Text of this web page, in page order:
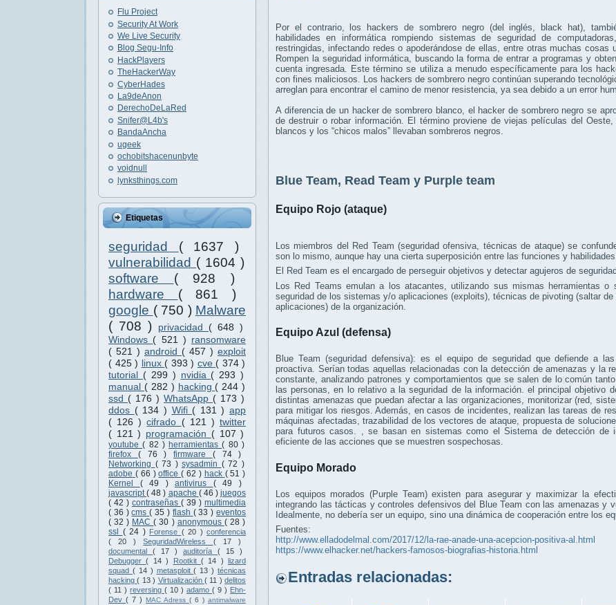
Flu Project
Security At Work
We Live Security
Blog Segu-Info
HackPlayers
TheHackerWay
CyberHades
La9deAnon
DerechoDeLaRed
Snifer@L4b's
BandaAncha
ugeek
ochobitshacenunbyte
voidnull
lynksthings.com
Etiquetas
seguridad ( 1637 )
vulnerabilidad ( 1604 )
software ( 928 )
hardware ( 861 )
google ( 750 ) Malware
( 708 )
privacidad ( 648 )
Windows ( 521 ) ransomware
( 521 ) android ( 457 ) exploit
( 425 ) linux ( 393 ) cve ( 374 )
tutorial ( 299 ) nvidia ( 293 )
manual ( 282 ) hacking ( 244 )
ssd ( 176 ) WhatsApp ( 173 )
ddos ( 134 ) Wifi ( 131 ) app
( 126 )cifrado ( 121 )twitter
( 121 ) programación ( 107 )
youtube( 82 ) herramientas( 80 )
firefox ( 76 ) firmware ( 74 )
Networking ( 73 ) sysadmin ( 72 )
adobe ( 66 )office( 62 ) hack ( 51 )
Kernel ( 49 ) antivirus ( 49 )
javascript( 48 ) apache ( 46 ) juegos
( 42 ) contraseñas ( 39 ) multimedia
( 36 )cms( 35 ) flash ( 33 )eventos
( 32 ) MAC( 30 ) anonymous ( 28 )
ssl ( 24 ) Forense ( 20 ) conferencia
( 20 )SeguridadWireless ( 17 )
documental ( 17 ) auditoría ( 15 )
Debugger( 14 ) Rootkit ( 14 ) lizard
squad ( 14 ) metasploit( 13 ) técnicas
hacking( 13 ) Virtualización ( 11 ) delitos
( 11 ) reversing ( 10 ) adamo ( 9 ) Ehn-
Dev ( 7 ) MAC Adress ( 6 ) antimalware
Por el contrario, los hackers de sombrero negro (del inglés, black hat),
habilidades en informática rompiendo sistemas de seguridad de
restringidas, infectando redes o apoderándose de ellas, entre otras muchas
Rompen la seguridad informática, buscando la forma de entrar a programas y
cuenta ingresada. Este término se utiliza a menudo específicamente para los
con fines maliciosos. Los hackers de sombrero negro continúan superando
arreglan para encontrar el camino de menor resistencia, ya sea debido a un error
A diferencia de un hacker de sombrero blanco, el hacker de sombrero negro se
de destruir o robar información. El término proviene de viejas películas del
blancos y los “chicos malos” llevaban sombreros negros.
Blue Team, Read Team y Purple team
Equipo Rojo (ataque)
Los miembros del Red Team (seguridad ofensiva, técnicas de ataque) se
son lo mismo, aunque hay una cierta superposición entre las funciones y
El Red Team es el encargado de perseguir objetivos y detectar agujeros de
Los Red Teams emulan a los atacantes, utilizando sus mismas herramientas o
seguridad de los sistemas y/o aplicaciones (exploits), técnicas de pivoting (saltar
aplicaciones) de la organización.
Equipo Azul (defensa)
Blue Team (seguridad defensiva): es el equipo de seguridad que defiende a
proactiva. Serían todas aquellas relacionadas con la detección de amenazas y la
constante, analizando patrones y comportamientos que se salen de lo común
las personas, en lo relativo a la seguridad de la información. el principal objetivo
distintas amenazas que puedan afectar a las organizaciones, monitorizar (red,
para mitigar los riesgos. Además, en casos de incidentes, realizan las tareas de
máquinas afectadas, trazabilidad de los vectores de ataque, propuesta de
para futuros casos. , se basan en sistemas como el Sistema de detección de
eficiente de las acciones que se muestren sospechosas.
Equipo Morado
Los equipos morados (Purple Team) existen para asegurar y maximizar la
integrando las tácticas y controles defensivos del Blue Team con las amenazas y
Idealmente, no debería ser un equipo, sino una dinámica de cooperación entre los
Fuentes:
http://www.elladodelmal.com/2017/12/la-rae-anade-una-acepcion-positiva-al.html
https://www.elhacker.net/hackers-famosos-biografias-historia.html
Entradas relacionadas: